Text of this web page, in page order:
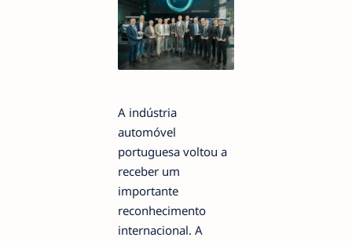
A indústria
automóvel
portuguesa voltou a
receber um
importante
reconhecimento
internacional. A